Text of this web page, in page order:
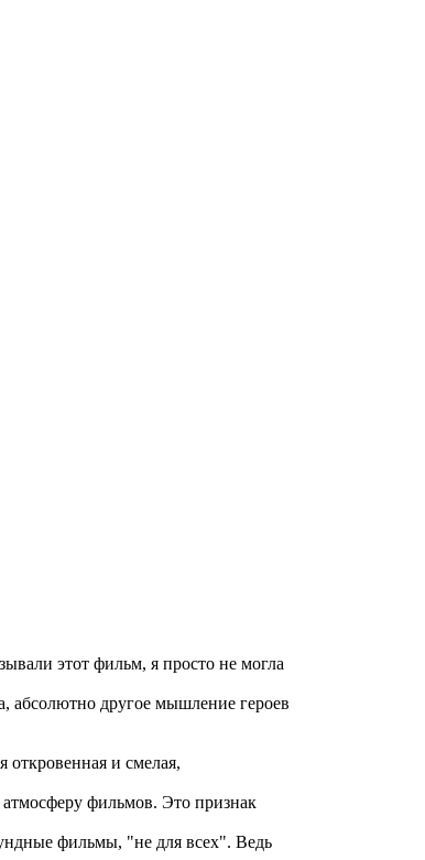
этот фильм, я просто не могла
абсолютно другое мышление героев
откровенная и смелая,
фильмов. Это признак
фильмы, "не для всех". Ведь